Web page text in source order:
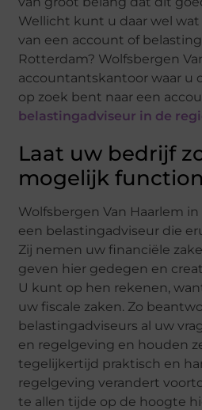
Wellicht kunt u daar wel
van een account of
Rotterdam? Wolfsbergen
accountantskantoor waar u
op zoek bent naar een
belastingadviseur in de
Laat uw bedrijf
mogelijk
Wolfsbergen Van Haarlem
een belastingadviseur die
Zij nemen uw financiële
geven hier gedegen en
U kunt op hen rekenen,
uw fiscale zaken. Zo
belastingadviseurs al uw
en regelgeving en houden
tegelijkertijd praktisch en
regelgeving verandert
te allen tijde op de hoogte